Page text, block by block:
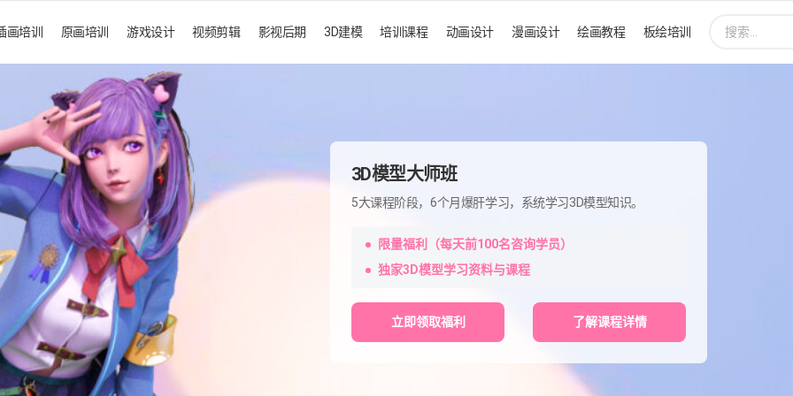
画培训 原画培训 游戏设计 视频剪辑 影视后期 3D建模 培训课程 动画设计 漫画设计 绘画教程 板绘培训
3D模型大师班
5大课程阶段，6个月爆肝学习，系统学习3D模型知识。
限量福利（每天前100名咨询学员）
独家3D模型学习资料与课程
立即领取福利 了解课程详情